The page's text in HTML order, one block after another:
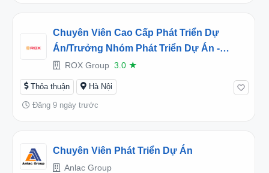
Chuyên Viên Cao Cấp Phát Triển Dự
Án/Trưởng Nhóm Phát Triển Dự Án -
Living - 1U021
ROX Group 3.0 ★
Thỏa thuận Hà Nội
Đăng 9 ngày trước
Chuyên Viên Phát Triển Dự Án
Anlac Group